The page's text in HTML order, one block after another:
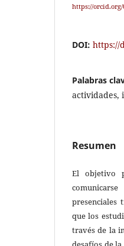
https://orcid.org/
DOI: https://
Palabras
actividades,
Resumen
El objetivo
presenciales
que los
través de la